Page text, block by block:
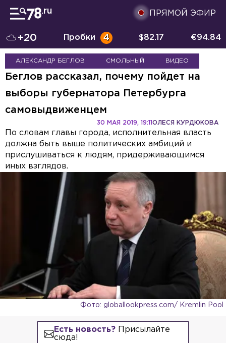
ПРЯМОЙ ЭФИР
+20 Пробки 4 $82.17 €94.84
АЛЕКСАНДР БЕГЛОВ СМОЛЬНЫЙ ВИДЕО
Беглов рассказал, почему пойдет на
выборы губернатора Петербурга
самовыдвиженцем
ОЛЕСЯ КУРДЮКОВА
30 МАЯ 2019, 19:11
По словам главы города, исполнительная власть
должна быть выше политических амбиций и
прислушиваться к людям, придерживающимся
иных взглядов.
Фото: globallookpress.com/ Kremlin Pool
Есть новость?Присылайте
сюда!